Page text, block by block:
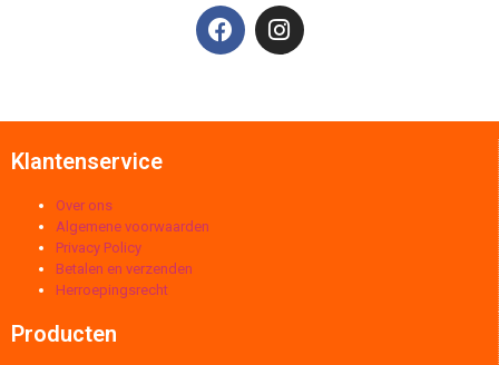
Klantenservice
Over ons
Algemene voorwaarden
Privacy Policy
Betalen en verzenden
Herroepingsrecht
Producten